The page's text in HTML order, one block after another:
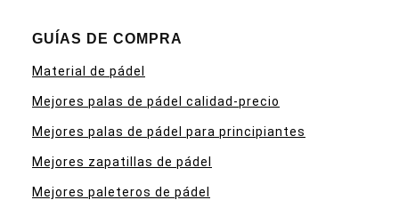
GUÍAS DE COMPRA
Material de pádel
Mejores palas de pádel calidad-precio
Mejores palas de pádel para principiantes
Mejores zapatillas de pádel
Mejores paleteros de pádel